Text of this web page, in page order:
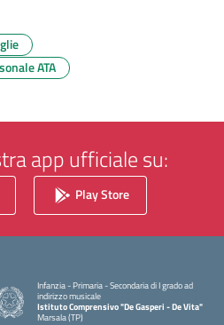
ATA
app ufficiale su:
Play Store
Infanzia - Primaria - Secondaria di I grado ad
indirizzo musicale
Istituto Comprensivo "De Gasperi - De Vita"
Marsala (TP)